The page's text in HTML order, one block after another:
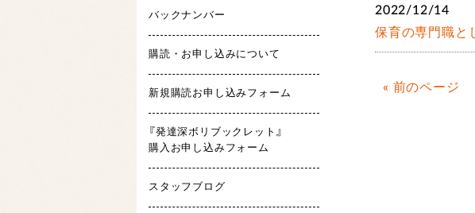
2022/12/14
保育の専門職と
« 前のページ
バックナンバー
購読・お申し込みについて
新規購読お申し込みフォーム
『発達深ボリブックレット』
購入お申し込みフォーム
スタッフブログ